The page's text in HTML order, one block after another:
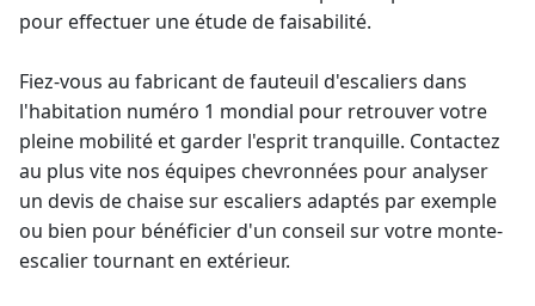
pour effectuer une étude de faisabilité.
Fiez-vous au fabricant de fauteuil d'escaliers dans
l'habitation numéro 1 mondial pour retrouver votre
pleine mobilité et garder l'esprit tranquille. Contactez
au plus vite nos équipes chevronnées pour analyser
un devis de chaise sur escaliers adaptés par exemple
ou bien pour bénéficier d'un conseil sur votre monte-
escalier tournant en extérieur.